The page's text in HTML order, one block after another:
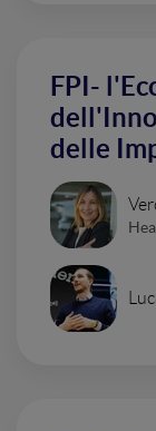
FPI-
delle